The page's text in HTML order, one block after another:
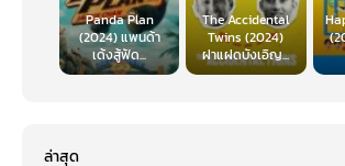
Panda Plan
(2024) แพนด้า
เด้งสู้ฟัด...
The Accidental
Twins (2024)
ฝาแฝดบังเอิญ...
ล่าสุด